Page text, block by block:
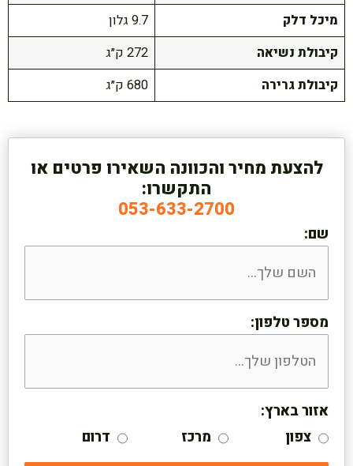
מיכל דלק
9.7 גלון
קיבולת נשיאה
272 ק״ג
קיבולת גרירה
680 ק״ג
להצעת מחיר והכוונה השאירו פרטים או
התקשרו:
053-633-2700
שם:
מספר טלפון:
אזור בארץ:
צפון
מרכז דרום